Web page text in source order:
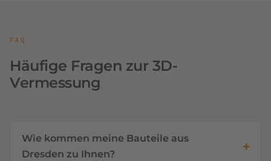
FAQ
Häufige Fragen zur 3D-
Vermessung
Wie kommen meine Bauteile aus
Dresden zu Ihnen?